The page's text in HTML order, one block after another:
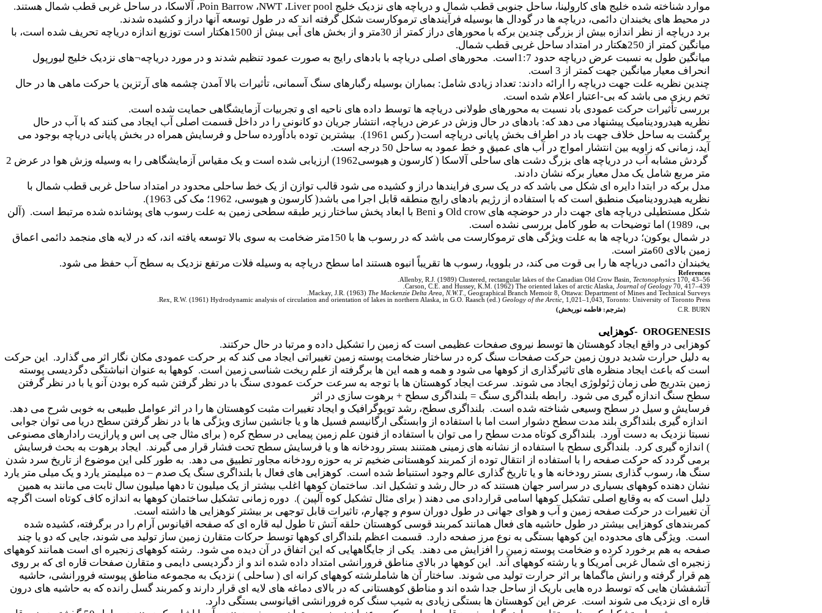
موارد شناخته شده خلیج های کارولینا، ساحل جنوبی قطب شمال و دریاچه های نزدیک خلیج Liver pool،NWT، Poin Barrow، آلاسکا، در ساحل غربی قطب شمال هستند.
در محیط های یخبندان دائمی، دریاچه ها در گودال ها بوسیله فرآیندهای ترموکارست شکل گرفته اند که در طول توسعه آنها دراز و کشیده شدند.
برد دریاچه از نظر اندازه بیش از بزرگی چندین برکه با محورهای دراز کمتر از 30متر و از بخش های آبی بیش از 1500هکتار است توزیع اندازه دریاچه تحریف شده است، با
میانگین کمتر از 250هکتار در امتداد ساحل غربی قطب شمال.
میانگین طول به نسبت عرض دریاچه حدود 1:7است. محورهای اصلی دریاچه با بادهای رایج به صورت عمود تنظیم شدند و در مورد دریاچه
¬های نزدیک خلیج لیورپول
انحراف معیار میانگین جهت کمتر از 3 است.
چندین نظریه علت جهت دریاچه را ارائه دادند: تعداد زیادی شامل: بمباران بوسیله رگبارهای سنگ آسمانی، تأثیرات بالا آمدن چشمه های آرتزین یا حرکت ماهی ها در حال
تخم ریزی می باشد که بی-اعتبار اعلام شده است.
بررسی تأثیرات حرکت عمودی باد نسبت به محورهای طولانی دریاچه ها توسط داده های ناحیه ای و تجربیات آزمایشگاهی حمایت شده است.
نظریه هیدرودینامیک پیشنهاد می دهد که: بادهای در حال وزش در عرض دریاچه، انتشار جریان دو کانونی را در داخل قسمت اصلی آب ایجاد می کنند که با آب در حال
برگشت به ساحل خلاف جهت باد در اطراف بخش پایانی دریاچه است( رکس 1961). بیشترین توده بادآورده ساحل و فرسایش همراه در بخش پایانی دریاچه بوجود می
آید، زمانی که زاویه بین انتشار امواج در آب های عمیق و خط عمود به ساحل 50 درجه است.
گردش مشابه آب در دریاچه های بزرگ دشت های ساحلی آلاسکا ( کارسون و هیوسی1962) ارزیابی شده است و یک مقیاس آزمایشگاهی را به وسیله وزش هوا در عرض 2
متر مربع شامل یک مدل معیار برکه نشان دادند.
مدل برکه در ابتدا دایره ای شکل می باشد که در یک سری فرایندها دراز و کشیده می شود قالب توازن از یک خط ساحلی محدود در امتداد ساحل غربی قطب شمال با
نظریه هیدرودینامیک منطبق است که با استفاده از رژیم بادهای رایج منطقه قابل اجرا می باشد( کارسون و هیوسی، 1962؛ مک کی 1963).
شکل مستطیلی دریاچه های جهت دار در حوضچه های Old crow و Beni با ابعاد پخش ساختار زیر طبقه سطحی زمین به علت رسوب های پوشانده شده مرتبط است. (آلن
بی، 1989) اما توضیحات به طور کامل بررسی نشده است.
در شمال یوکون؛ دریاچه ها به علت ویژگی های ترموکارست می باشد که در رسوب ها با 150متر ضخامت به سوی بالا توسعه یافته اند، که در لایه های منجمد دائمی اعماق
زمین بالای 60متر است.
یخبندان دائمی دریاچه ها را بی قوت می کند، در بلوویا، رسوب ها تقریباً انبوه هستند اما سطح دریاچه به وسیله فلات مرتفع نزدیک به سطح آب حفظ می شود.
References
Allenby, R.J. (1989) Clustered, rectangular lakes of the Canadian Old Crow Basin, Tectonophysics 170, 43–56.
Carson, C.E. and Hussey, K.M. (1962) The oriented lakes of arctic Alaska, Journal of Geology 70, 417–439.
Mackay, J.R. (1963) The Mackenzie Delta Area, N.W.T., Geographical Branch Memoir 8, Ottawa: Department of Mines and Technical Surveys.
Rex, R.W. (1961) Hydrodynamic analysis of circulation and orientation of lakes in northern Alaska, in G.O. Raasch (ed.) Geology of the Arctic , 1,021–1,043, Toronto: University of Toronto Press.
C.R. BURN
(مترجم: فاطمه نوربخش)
OROGENESIS
-کوهزایی
کوهزایی در واقع ایجاد کوهستان ها توسط نیروی صفحات عظیمی است که زمین را تشکیل داده و مرتبا در حال حرکتند.
به دلیل حرارت شدید درون زمین حرکت صفحات سنگ کره در ساختار ضخامت پوسته زمین تغییراتی ایجاد می کند که بر حرکت عمودی مکان نگار اثر می گذارد. این حرکت
است که باعث ایجاد منظره های تاثیرگذاری از کوهها می شود و همه و همه این ها برگرفته از علم ریخت شناسی زمین است. کوهها به عنوان انباشتگی دگردیسی پوسته
زمین بتدریج طی زمان ژئولوژی ایجاد می شوند. سرعت ایجاد کوهستان ها با توجه به سرعت حرکت عمودی سنگ با در نظر گرفتن شبه کره بودن آنو یا با در نظر گرفتن
سطح سنگ اندازه گیری می شود. رابطه بلنداگری سنگ = بلنداگری سطح + برهوت سازی در اثر
فرسایش و سیل در سطح وسیعی شناخته شده است. بلنداگری سطح، رشد توپوگرافیک و ایجاد تغییرات مثبت کوهستان ها را در اثر عوامل طبیعی به خوبی شرح می دهد.
اندازه گیری بلنداگری بلند مدت سطح دشوار است اما با استفاده از وابستگی ارگانیسم فسیل ها و یا جانشین سازی ویژگی ها با در نظر گرفتن سطح دریا می توان جوابی
نسبتا نزدیک به دست آورد. بلنداگری کوتاه مدت سطح را می توان با استفاده از فنون علم زمین پیمایی در سطح کره ( برای مثال جی پی اس و پارازیت رادارهای مصنوعی
) اندازه گیری کرد. بلنداگری سطح با استفاده از نشانه های زمینی همتنند بستر رودخانه ها و یا فرسایش سطح تحت فشار قرار می گیرند. ایجاد برهوت به بحث فرسایش
برمی گردد که حرکت صفحه را با استفاده از انتقال توده از کمربند کوهستانی ضخیم تر به حوزه رودخانه مجاور تطبیق می دهد. به طور کلی این موضوع از تاریخ سرد شدن
سنگ ها، رسوب گذاری بستر رودخانه ها و یا تاریخ گذاری عالم وجود استنباط شده است. کوهزایی های فعال با بلنداگری سنگ یک صدم – ده میلیمتر یارد و یک میلی متر یارد
نشان دهنده کوههای بسیاری در سراسر جهان هستند که در حال رشد و تشکیل اند. ساختمان کوهها اغلب بیشتر از یک میلیون تا دهها میلیون سال ثابت می مانند به همین
دلیل است که به وقایع اصلی تشکیل کوهها اسامی قراردادی می دهند ( برای مثال تشکیل کوه آلپین ). دوره زمانی تشکیل ساختمان کوهها به اندازه کاف کوتاه است اگرچه
آن تغییرات در حرکت صفحه زمین و آب و هوای جهانی در طول دوران سوم و چهارم، تاثیرات قابل توجهی بر بیشتر کوهزایی ها داشته است.
کمربندهای کوهزایی بیشتر در طول حاشیه های فعال همانند کمربند قوسی کوهستان حلقه آتش تا طول لبه قاره ای که صفحه اقیانوس آرام را در برگرفته، کشیده شده
است. ویژگی های محدوده این کوهها بستگی به نوع مرز صفحه دارد. قسمت اعظم بلنداگرای کوهها توسط حرکات متقارن زمین ساز تولید می شوند، جایی که دو یا چند
صفحه به هم برخورد کرده و ضخامت پوسته زمین را افزایش می دهند. یکی از جایگاههایی که این اتفاق در آن دیده می شود. رشته کوههای زنجیره ای است همانند کوههای
زنجیره ای شمال غربی آمریکا و یا رشته کوههای آند. این کوهها در بالای مناطق فرورانشی امتداد داده شده اند و از دگردیسی دایمی و متقارن صفحات قاره ای که بر روی
هم قرار گرفته و رانش ماگماها بر اثر حرارت تولید می شوند. ساختار آن ها شاملرشته کوههای کرانه ای ( ساحلی ) نزدیک به مجموعه مناطق پیوسته فرورانشی، حاشیه
آتشفشان هایی که توسط دره هایی باریک از ساحل جدا شده اند و مناطق کوهستانی که در بالای دماغه های لایه ای قرار دارند و کمربند گسل رانده که به حاشیه های درون
قاره ای نزدیک می شوند است. عرض این کوهستان ها بستگی زیادی به شیب سنگ کره فرورانشی اقیانوسی بستگی دارد.